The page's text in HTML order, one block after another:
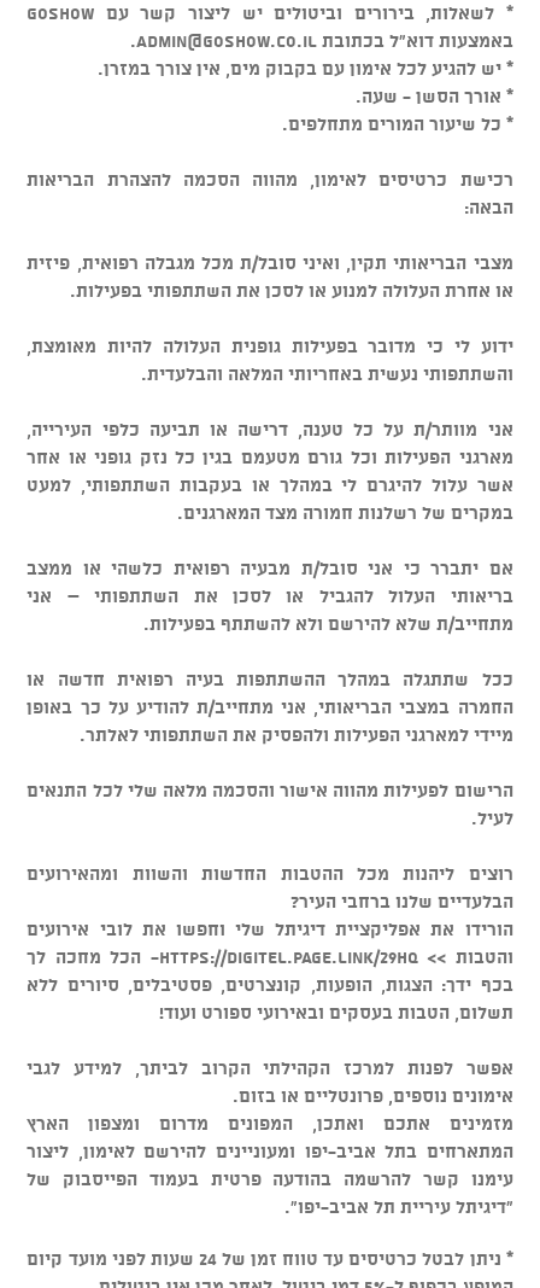
* לשאלות, בירורים וביטולים יש ליצור קשר עם GOSHOW
באמצעות דוא"ל בכתובתadmin@goshow.co.il
.
* יש להגיע לכל אימון עם בקבוק מים, אין צורך במזרן.
* אורך הסשן - שעה.
* כל שיעור המורים מתחלפים.
רכישת כרטיסים לאימון, מהווה הסכמה להצהרת הבריאות
הבאה:​
מצבי הבריאותי תקין, ואיני סובל/ת מכל מגבלה רפואית, פיזית
או אחרת העלולה למנוע או לסכן את השתתפותי בפעילות.
ידוע לי כי מדובר בפעילות גופנית העלולה להיות מאומצת,
והשתתפותי נעשית באחריותי המלאה והבלעדית.
אני מוותר/ת על כל טענה, דרישה או תביעה כלפי העירייה,
מארגני הפעילות וכל גורם מטעמם בגין כל נזק גופני או אחר
אשר עלול להיגרם לי במהלך או בעקבות השתתפותי, למעט
במקרים של רשלנות חמורה מצד המארגנים.
אם יתברר כי אני סובל/ת מבעיה רפואית כלשהי או ממצב
בריאותי העלול להגביל או לסכן את השתתפותי – אני
מתחייב/ת שלא להירשם ולא להשתתף בפעילות.
ככל שתתגלה במהלך ההשתתפות בעיה רפואית חדשה או
החמרה במצבי הבריאותי, אני מתחייב/ת להודיע על כך באופן
מיידי למארגני הפעילות ולהפסיק את השתתפותי לאלתר.
הרישום לפעילות מהווה אישור והסכמה מלאה שלי לכל התנאים
לעיל.
רוצים ליהנות מכל ההטבות החדשות והשוות ומהאירועים
הבלעדיים שלנו ברחבי העיר?
הורידו את אפליקציית דיגיתל שלי וחפשו את לובי אירועים
והטבות >> https://digitel.page.link/29hQ- הכל מחכה לך
בכף ידך: הצגות, הופעות, קונצרטים, פסטיבלים, סיורים ללא
תשלום, הטבות בעסקים ובאירועי ספורט ועוד!
אפשר לפנות למרכז הקהילתי הקרוב לביתך, למידע לגבי
אימונים נוספים, פרונטליים או בזום.​​
מזמינים אתכם ואתכן, המפונים מדרום ומצפון הארץ
המתארחים בתל אביב-יפו ומעוניינים להירשם לאימון​, ליצור
עימנו קשר להרשמה בהודעה פרטית בעמוד הפייסבוק של
"דיגיתל עיריית תל אביב-יפו".​​​​
* ניתן לבטל כרטיסים עד טווח זמן של 24 שעות לפני מועד קיום